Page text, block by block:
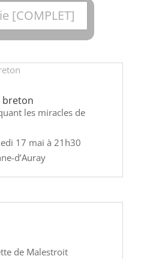
[COMPLET]
breton
les miracles de
17 mai à 21h30
d’Auray
de Malestroit